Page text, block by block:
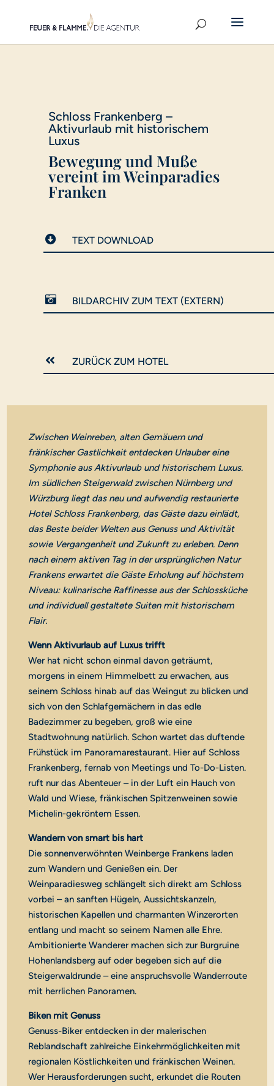
Schloss Frankenberg –
Aktivurlaub mit historischem
Luxus
Bewegung und Muße
vereint im Weinparadies
Franken
 TEXT DOWNLOAD
 BILDARCHIV ZUM TEXT (EXTERN)
 ZURÜCK ZUM HOTEL
Zwischen Weinreben, alten Gemäuern und
fränkischer Gastlichkeit entdecken Urlauber eine
Symphonie aus Aktivurlaub und historischem Luxus.
Im südlichen Steigerwald zwischen Nürnberg und
Würzburg liegt das neu und aufwendig restaurierte
Hotel Schloss Frankenberg, das Gäste dazu einlädt,
das Beste beider Welten aus Genuss und Aktivität
sowie Vergangenheit und Zukunft zu erleben. Denn
nach einem aktiven Tag in der ursprünglichen Natur
Frankens erwartet die Gäste Erholung auf höchstem
Niveau: kulinarische Raffinesse aus der Schlossküche
und individuell gestaltete Suiten mit historischem
Flair.
Wenn Aktivurlaub auf Luxus trifft
Wer hat nicht schon einmal davon geträumt,
morgens in einem Himmelbett zu erwachen, aus
seinem Schloss hinab auf das Weingut zu blicken und
sich von den Schlafgemächern in das edle
Badezimmer zu begeben, groß wie eine
Stadtwohnung natürlich. Schon wartet das duftende
Frühstück im Panoramarestaurant. Hier auf Schloss
Frankenberg, fernab von Meetings und To-Do-Listen.
ruft nur das Abenteuer – in der Luft ein Hauch von
Wald und Wiese, fränkischen Spitzenweinen sowie
Michelin-gekröntem Essen.
Wandern von smart bis hart
Die sonnenverwöhnten Weinberge Frankens laden
zum Wandern und Genießen ein. Der
Weinparadiesweg schlängelt sich direkt am Schloss
vorbei – an sanften Hügeln, Aussichtskanzeln,
historischen Kapellen und charmanten Winzerorten
entlang und macht so seinem Namen alle Ehre.
Ambitionierte Wanderer machen sich zur Burgruine
Hohenlandsberg auf oder begeben sich auf die
Steigerwaldrunde – eine anspruchsvolle Wanderroute
mit herrlichen Panoramen.
Biken mit Genuss
Genuss-Biker entdecken in der malerischen
Reblandschaft zahlreiche Einkehrmöglichkeiten mit
regionalen Köstlichkeiten und fränkischen Weinen.
Wer Herausforderungen sucht, erkundet die Routen